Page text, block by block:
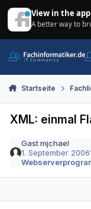
View in the app
A better way to
Startseite
XML: einmal
Gast mjchael
1. September 2006